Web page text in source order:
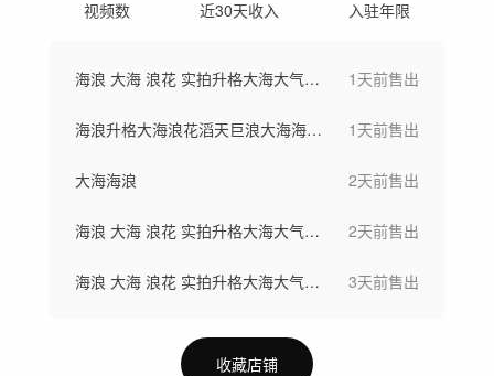
视频数 近30天收入 入驻年限
海浪 大海 浪花 实拍升格大海大气海浪 1天前售出
海浪升格大海浪花滔天巨浪大海海浪浪花合集 1天前售出
大海海浪 2天前售出
海浪 大海 浪花 实拍升格大海大气海浪 2天前售出
海浪 大海 浪花 实拍升格大海大气海浪 3天前售出
收藏店铺